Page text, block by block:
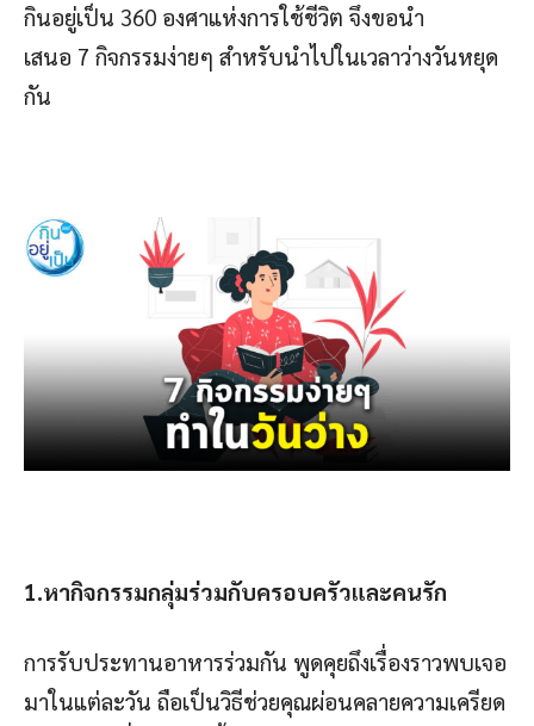
กินอยู่เป็น 360 องศาแห่งการใช้ชีวิต จึงขอนำ
เสนอ 7 กิจกรรมง่ายๆ สำหรับนำไปในเวลาว่างวันหยุด
กัน
1.หากิจกรรมกลุ่มร่วมกับครอบครัวและคนรัก
การรับประทานอาหารร่วมกัน พูดคุยถึงเรื่องราวพบเจอ
มาในแต่ละวัน ถือเป็นวิธีช่วยคุณผ่อนคลายความเครียด